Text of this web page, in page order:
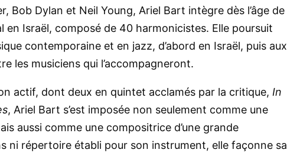
Bob Dylan et Neil Young, Ariel Bart intègre dès l’âge de
en Israël, composé de 40 harmonicistes. Elle poursuit
contemporaine et en jazz, d’abord en Israël, puis aux
les musiciens qui l’accompagneront.
actif, dont deux en quintet acclamés par la critique, In
, Ariel Bart s’est imposée non seulement comme une
aussi comme une compositrice d’une grande
ni répertoire établi pour son instrument, elle façonne sa